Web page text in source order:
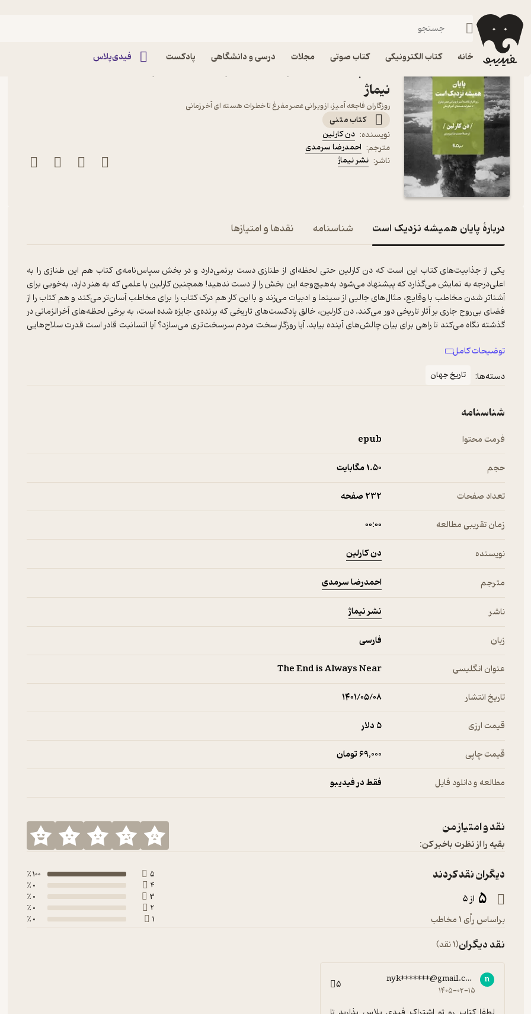
خانه کتاب الکترونیکی کتاب صوتی مجلات درسی و دانشگاهی پادکست فیدی‌پلاس
فیدیبو کتاب الکترونیکی
نیماژ
روزگاران فاجعه آمیز، از ویرانی عصر مفرغ تا خطرات هسته ای آخرزمانی
کتاب متنی
نویسنده: دن کارلین
مترجم: احمدرضا سرمدی
ناشر: نشر نیماژ
دربارۀ پایان همیشه نزدیک است شناسنامه نقدها و امتیازها
یکی از جذابیت‌های کتاب این است که دن کارلین حتی لحظه‌ای از طنازی دست برنمی‌دارد و در بخش سپاس‌نامه‌ی کتاب هم این طنازی را به
اعلی‌درجه به نمایش می‌گذارد که پیشنهاد می‌شود به‌هیچ‌وجه این بخش را از دست ندهید! همچنین کارلین با علمی که به هنر دارد، به‌خوبی برای
آشناتر شدن مخاطب با وقایع، مثال‌های جالبی از سینما و ادبیات می‌زند و با این کار هم درک کتاب را برای مخاطب آسان‌تر می‌کند و هم کتاب را از
فضای بی‌روح جاری بر آثار تاریخی دور می‌کند. دن کارلین، خالق پادکست‌های تاریخی که برنده‌ی جایزه شده است، به برخی لحظه‌های آخرالزمانی در
گذشته نگاه می‌کند تا راهی برای بیان چالش‌های آینده بیابد. آیا روزگار سخت مردم سرسخت‌تری می‌سازد؟ آیا انسانیت قادر است قدرت سلاح‌هایی
پرسش‌ها را نمی‌داند، اما هیچ‌کس آن‌ها را جالب‌تر از دن کارلین نمی‌پرسد
توضیحات کامل
دسته‌ها:
تاریخ جهان
شناسنامه
فرمت محتوا epub
حجم 1.۵۰ مگابایت
تعداد صفحات 232 صفحه
زمان تقریبی مطالعه ۰۰:۰۰
نویسنده دن کارلین
مترجم احمدرضا سرمدی
ناشر نشر نیماژ
زبان فارسی
عنوان انگلیسی The End is Always Near
تاریخ انتشار ۱۴۰۱/۰۵/۰۸
قیمت ارزی 5 دلار
قیمت چاپی 69,000 تومان
مطالعه و دانلود فایل فقط در فیدیبو
نقد و امتیاز من
بقیه را از نظرت باخبر کن:
دیگران نقد کردند
5 از 5
براساس رأی 1 مخاطب
5
100 ٪
4
0 ٪
3
0 ٪
2
0 ٪
1
0 ٪
نقد دیگران(1 نقد)
n
nyk*******@gmail.com
۱۴۰۵-۰۲-۱۵ 5